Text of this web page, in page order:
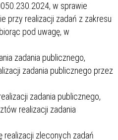
w sprawie
przy realizacji zadań z zakresu
pod uwagę, w
zadania publicznego,
zadania publicznego przez
zadania publicznego,
realizacji zadania
realizacji zleconych zadań